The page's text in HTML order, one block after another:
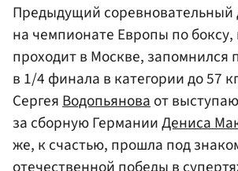
Предыдущий соревновательный
на чемпионате Европы по
проходит в Москве, запомнился
в 1/4 финала в категории до 57
Сергея Водопьянова от
за сборную ГерманииДениса
же, к счастью, прошла под